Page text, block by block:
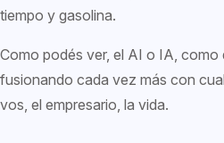
tiempo y gasolina.
Como podés ver, el AI o IA, como
fusionando cada vez más con
vos, el empresario, la vida.